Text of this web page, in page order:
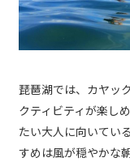
琵琶湖では、カヤッ
クティビティが楽し
たい大人に向いてい
すめは風が穏やかな